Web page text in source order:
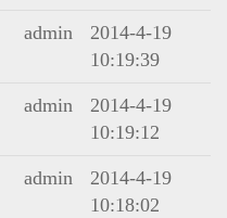
admin
2014-4-19
10:19:39
admin
2014-4-19
10:19:12
admin
2014-4-19
10:18:02